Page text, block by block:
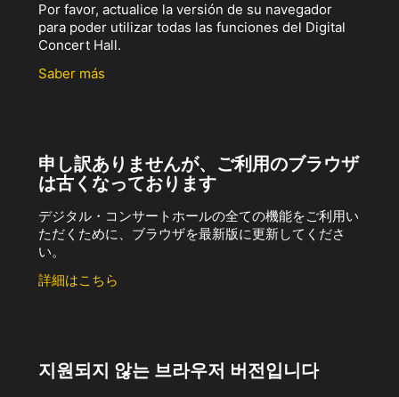
Por favor, actualice la versión de su navegador
para poder utilizar todas las funciones del Digital
Concert Hall.
Saber más
申し訳ありませんが、ご利用のブラウザ
は古くなっております
デジタル・コンサートホールの全ての機能をご利用い
ただくために、ブラウザを最新版に更新してくださ
い。
詳細はこちら
지원되지 않는 브라우저 버전입니다